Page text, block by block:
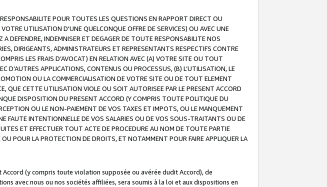
POUR TOUTES LES QUESTIONS EN RAPPORT DIRECT OU
UTILISATION D'UNE QUELCONQUE OFFRE DE SERVICES) OU AVEC UNE
DEFENDRE, INDEMNISER ET DEGAGER DE TOUTE RESPONSABILITE NOS
DIRIGEANTS, ADMINISTRATEURS ET REPRESENTANTS RESPECTIFS CONTRE
LES FRAIS D’AVOCAT) EN RELATION AVEC (A) VOTRE SITE OU TOUT
D’AUTRES APPLICATIONS, CONTENUS OU PROCESSUS, (B) L’UTILISATION, LE
OU LA COMMERCIALISATION DE VOTRE SITE OU DE TOUT ELEMENT
QUE CETTE UTILISATION VIOLE OU SOIT AUTORISEE PAR LE PRESENT ACCORD
DISPOSITION DU PRESENT ACCORD (Y COMPRIS TOUTE POLITIQUE DU
OU LE NON-PAIEMENT DE VOS TAXES ET IMPOTS, OU LE MANQUEMENT
FAUTE INTENTIONNELLE DE VOS SALARIES OU DE VOS SOUS-TRAITANTS OU DE
ET EFFECTUER TOUT ACTE DE PROCEDURE AU NOM DE TOUTE PARTIE
POUR LA PROTECTION DE DROITS, ET NOTAMMENT POUR FAIRE APPLIQUER LA
(y compris toute violation supposée ou avérée dudit Accord), de
avec nous ou nos sociétés affiliées, sera soumis à la loi et aux dispositions en